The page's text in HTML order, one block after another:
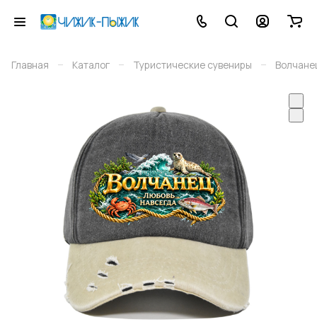
Главная – Каталог – Туристические сувениры –